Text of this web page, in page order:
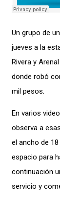
Un grupo de
jueves a la
Rivera y
donde robó
mil pesos.
En varios
observa a
el ancho de 18
espacio para
continuación
servicio y